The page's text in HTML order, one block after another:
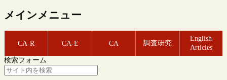
メインメニュー
CA-R CA-E CA 調査研究
English
Articles
検索フォーム